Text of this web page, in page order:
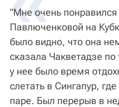
"Мне очень понравился
Павлюченковой на
было видно, что она
сказала Чакветадзе
у нее было время
слетать в Сингапур,
паре. Был перерыв в